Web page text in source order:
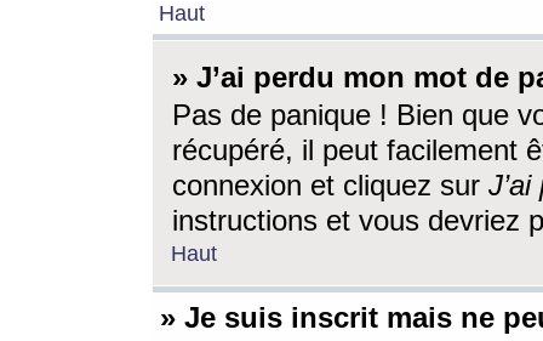
Haut
» J’ai perdu mon mot de
Pas de panique ! Bien que
récupéré, il peut facilement
connexion et cliquez sur
instructions et vous devriez
Haut
» Je suis inscrit mais ne